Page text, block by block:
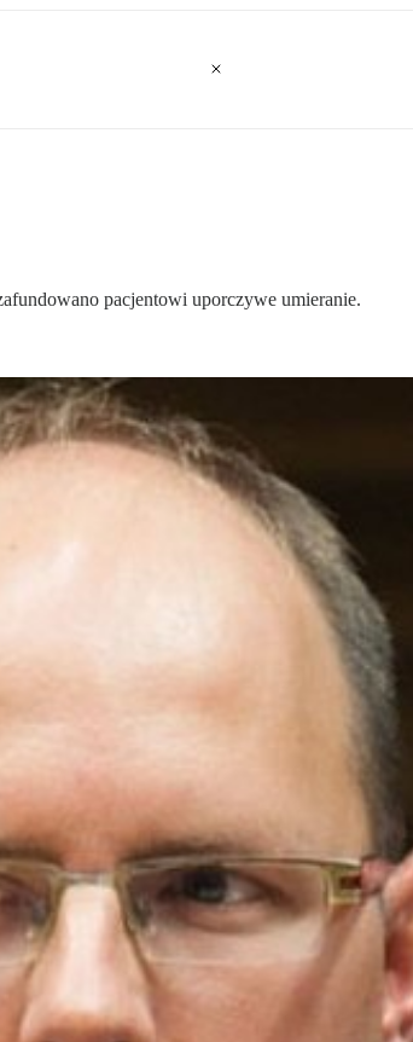
pacjentowi uporczywe umieranie.